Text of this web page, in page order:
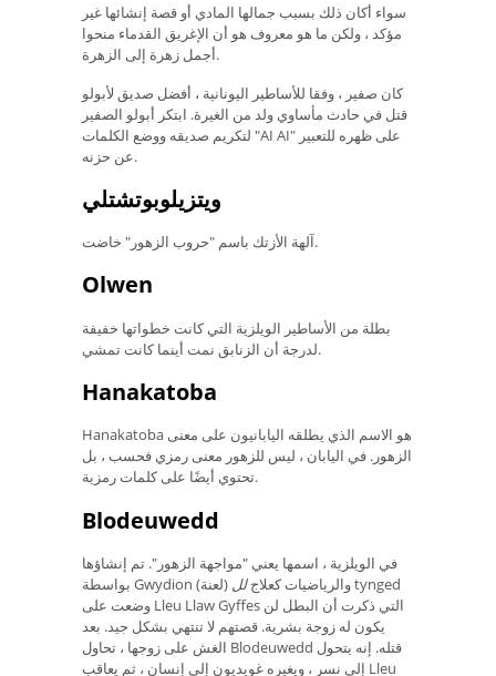
سواء أكان ذلك بسبب جمالها المادي أو قصة إنشائها غير
مؤكد ، ولكن ما هو معروف هو أن الإغريق القدماء منحوا
أجمل زهرة إلى الزهرة.
كان صفير ، وفقا للأساطير اليونانية ، أفضل صديق لأبولو
قتل في حادث مأساوي ولد من الغيرة. ابتكر أبولو الصفير
لتكريم صديقه ووضع الكلمات "AI AI" على ظهره للتعبير
عن حزنه.
ويتزيلوبوتشتلي
آلهة الأزتك باسم "حروب الزهور" خاضت.
Olwen
بطلة من الأساطير الويلزية التي كانت خطواتها خفيفة
لدرجة أن الزنابق نمت أينما كانت تمشي.
Hanakatoba
Hanakatoba هو الاسم الذي يطلقه اليابانيون على معنى
الزهور. في اليابان ، ليس للزهور معنى رمزي فحسب ، بل
تحتوي أيضًا على كلمات رمزية.
Blodeuwedd
في الويلزية ، اسمها يعني "مواجهة الزهور". تم إنشاؤها
بواسطة Gwydion والرياضيات كعلاجلل (لعنة) tynged
وضعت على Lleu Llaw Gyffes التي ذكرت أن البطل لن
يكون له زوجة بشرية. قصتهم لا تنتهي بشكل جيد. بعد
الغش على زوجها ، تحاول Blodeuwedd قتله. إنه يتحول
إلى نسر ، ويغيره غويديون إلى إنسان ، ثم يعاقب Lleu